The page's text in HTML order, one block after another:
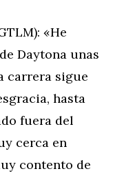
«He
Daytona unas
carrera sigue
hasta
fuera del
cerca en
contento de